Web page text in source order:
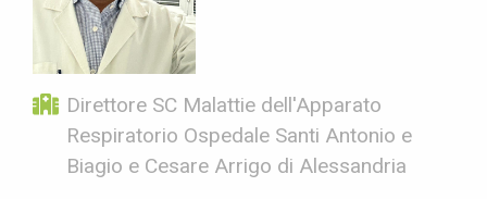
Direttore SC Malattie dell'Apparato
Respiratorio Ospedale Santi Antonio e
Biagio e Cesare Arrigo di Alessandria